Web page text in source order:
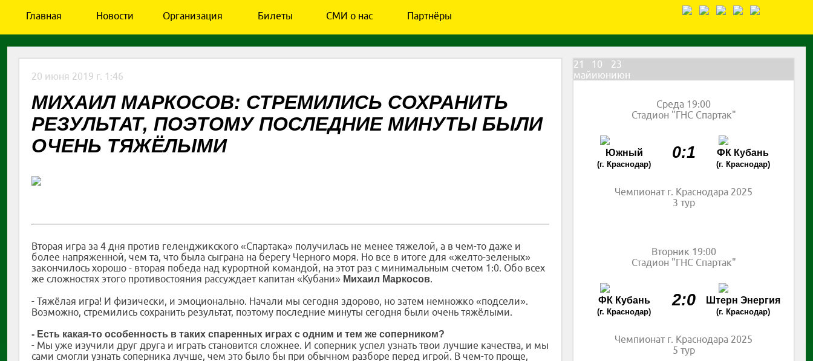
Главная Новости Организация Билеты СМИ о нас Партнёры
20 июня 2019 г. 1:46
МИХАИЛ МАРКОСОВ: СТРЕМИЛИСЬ СОХРАНИТЬ
РЕЗУЛЬТАТ, ПОЭТОМУ ПОСЛЕДНИЕ МИНУТЫ БЫЛИ
ОЧЕНЬ ТЯЖЁЛЫМИ
Вторая игра за 4 дня против геленджикского «Спартака» получилась не менее тяжелой, а в чем-то даже и
более напряженной, чем та, что была сыграна на берегу Черного моря. Но все в итоге для «желто-зеленых»
закончилось хорошо - вторая победа над курортной командой, на этот раз с минимальным счетом 1:0. Обо всех
же сложностях этого противостояния рассуждает капитан «Кубани» Михаил Маркосов.
- Тяжёлая игра! И физически, и эмоционально. Начали мы сегодня здорово, но затем немножко «подсели».
Возможно, стремились сохранить результат, поэтому последние минуты сегодня были очень тяжёлыми.
- Есть какая-то особенность в таких спаренных играх с одним и тем же соперником?
- Мы уже изучили друг друга и играть становится сложнее. И соперник успел узнать твои лучшие качества, и мы
сами смогли узнать соперника лучше, чем это было бы при обычном разборе перед игрой. В чем-то проще,
21
май
10
июн
23
июн
Среда 19:00
Стадион "ГНС Спартак"
Южный
(г. Краснодар)
0:1 ФК Кубань
(г. Краснодар)
Чемпионат г. Краснодара 2025
3 тур
Вторник 19:00
Стадион "ГНС Спартак"
ФК Кубань
(г. Краснодар)
2:0 Штерн Энергия
(г. Краснодар)
Чемпионат г. Краснодара 2025
5 тур